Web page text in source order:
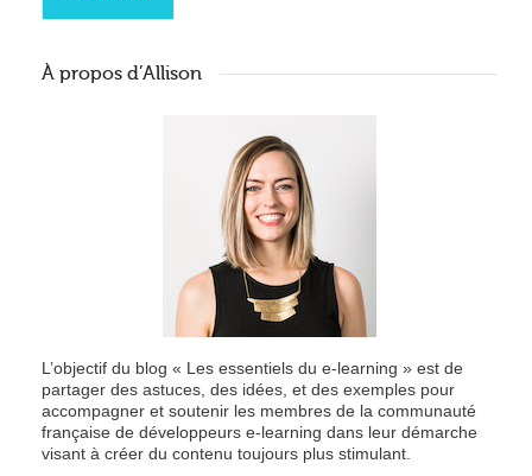
À propos d’Allison
L’objectif du blog « Les essentiels du e-learning » est de
partager des astuces, des idées, et des exemples pour
accompagner et soutenir les membres de la communauté
française de développeurs e-learning dans leur démarche
visant à créer du contenu toujours plus stimulant.